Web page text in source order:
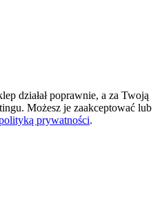
działał poprawnie, a za Twoją
Możesz je zaakceptować lub
prywatności.